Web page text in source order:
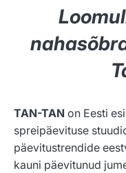
TAN-TAN on Eesti
spreipäevituse
päevitustrendide
kauni päevitunud